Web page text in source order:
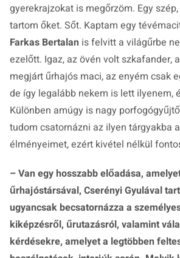
gyerekrajzokat is megőrzöm. Egy
tartom őket. Sőt. Kaptam egy
Farkas Bertalan is felvitt a világűrbe
ezelőtt. Igaz, az övén volt szkafander,
megjárt űrhajós maci, az enyém csak
de így legalább nekem is lett ilyenem,
Különben amúgy is nagy
tudom csatornázni az ilyen tárgyakba
élményeimet, ezért kivétel nélkül
– Van egy hosszabb előadása,
űrhajóstársával, Cserényi Gyulával
ugyancsak becsatornázza a
kiképzésről, űrutazásról, valamint
kérdésekre, amelyet a legtöbben